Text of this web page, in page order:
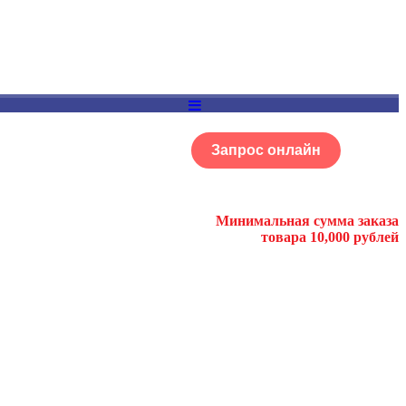
Запрос онлайн
Минимальная сумма заказа
товара 10,000 рублей